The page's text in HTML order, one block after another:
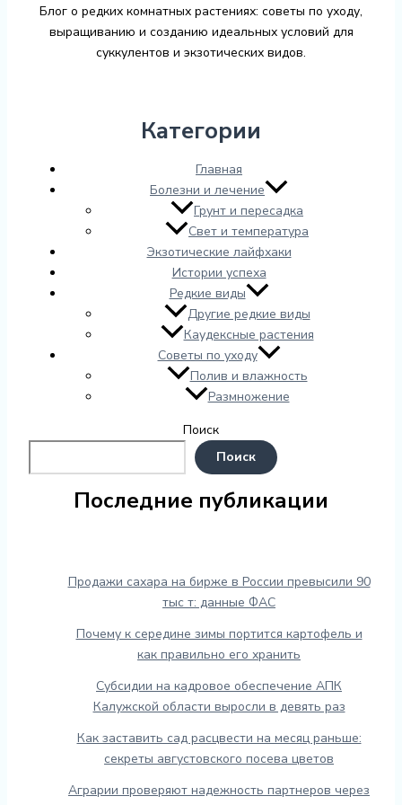
Блог о редких комнатных растениях: советы по уходу,
выращиванию и созданию идеальных условий для
суккулентов и экзотических видов.
Категории
Главная
Болезни и лечение
Грунт и пересадка
Свет и температура
Экзотические лайфхаки
Истории успеха
Редкие виды
Другие редкие виды
Каудексные растения
Советы по уходу
Полив и влажность
Размножение
Поиск
Поиск
Последние публикации
Продажи сахара на бирже в России превысили 90
тыс т: данные ФАС
Почему к середине зимы портится картофель и
как правильно его хранить
Субсидии на кадровое обеспечение АПК
Калужской области выросли в девять раз
Как заставить сад расцвести на месяц раньше:
секреты августовского посева цветов
Аграрии проверяют надежность партнеров через